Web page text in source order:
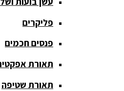
מסך הקרנה
roll up
מסך הקרנה
חצובה
פליקרים
פנסים חכמים
תאורת אפקטים
תאורת שטיפה